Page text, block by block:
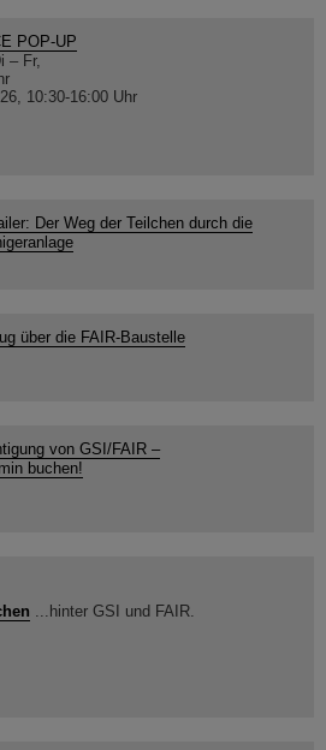
POP-UP
– Fr,
10:30-16:00 Uhr
Der Weg der Teilchen durch die
über die FAIR-Baustelle
von GSI/FAIR –
buchen!
...hinter GSI und FAIR.